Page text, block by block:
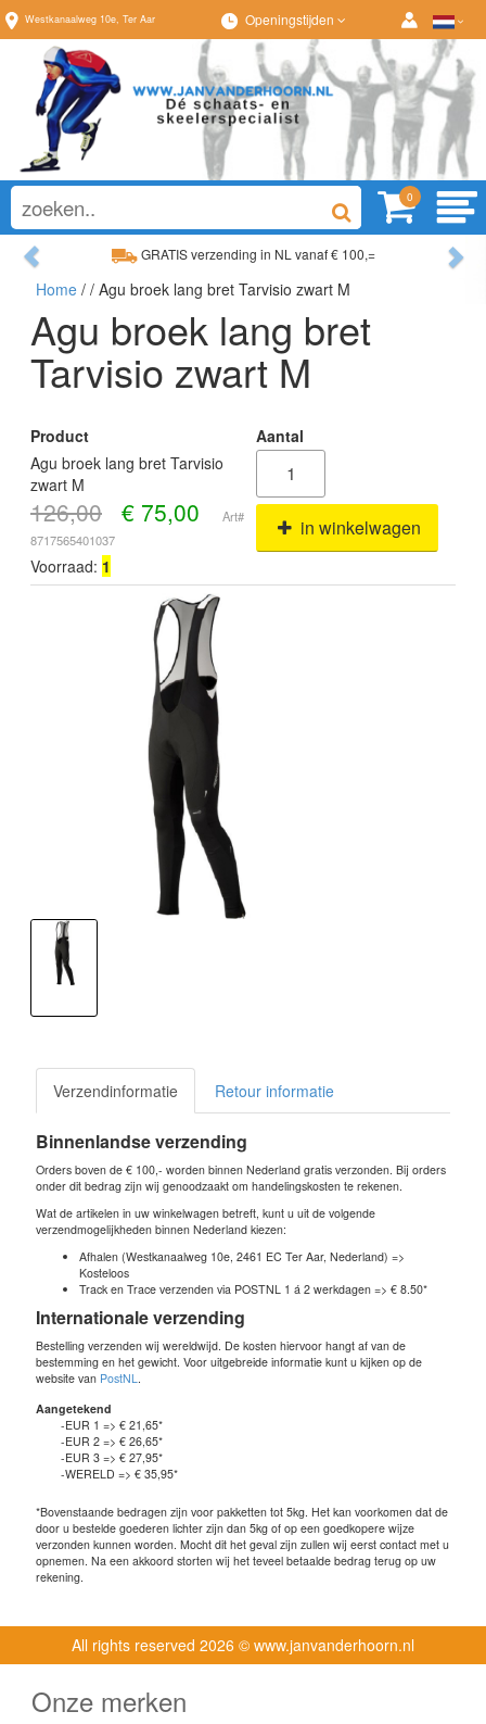
Westkanaalweg 10e, Ter Aar Openingstijden
0
GRATIS verzending in NL vanaf € 100,=
Ruim assortiment, altijd wat naar wens!
Previous
Home / / Agu broek lang bret Tarvisio zwart M
Agu broek lang bret
Tarvisio zwart M
Product
Aantal
Agu broek lang bret Tarvisio
zwart M
126,00 € 75,00
Art#
8717565401037
in winkelwagen
Voorraad: 1
Verzendinformatie Retour informatie
Binnenlandse verzending
Orders boven de € 100,- worden binnen Nederland gratis verzonden. Bij orders
onder dit bedrag zijn wij genoodzaakt om handelingskosten te rekenen.
Wat de artikelen in uw winkelwagen betreft, kunt u uit de volgende
verzendmogelijkheden binnen Nederland kiezen:
Afhalen (Westkanaalweg 10e, 2461 EC Ter Aar, Nederland) =>
Kosteloos
Track en Trace verzenden via POSTNL 1 á 2 werkdagen => € 8.50*
Internationale verzending
Bestelling verzenden wij wereldwijd. De kosten hiervoor hangt af van de
bestemming en het gewicht. Voor uitgebreide informatie kunt u kijken op de
website van PostNL
Aangetekend
-EUR 1 => € 21,65*
-EUR 2 => € 26,65*
-EUR 3 => € 27,95*
-WERELD => € 35,95*
*Bovenstaande bedragen zijn voor pakketten tot 5kg. Het kan voorkomen dat de
door u bestelde goederen lichter zijn dan 5kg of op een goedkopere wijze
verzonden kunnen worden. Mocht dit het geval zijn zullen wij eerst contact met u
opnemen. Na een akkoord storten wij het teveel betaalde bedrag terug op uw
rekening.
All rights reserved 2026 © www.janvanderhoorn.nl
Onze merken